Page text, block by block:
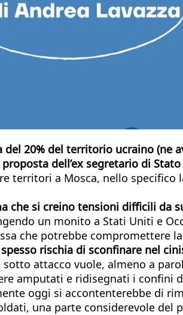
20% del territorio ucraino (ne
dell’ex segretario di
territori a Mosca, nello
che si creino tensioni difficili da
un monito a Stati Uniti e
che potrebbe compromettere
rischia di sconfinare nel
sotto attacco vuole, almeno a
amputati e ridisegnati i confini
oggi si accontenterebbe di
una parte considerevole